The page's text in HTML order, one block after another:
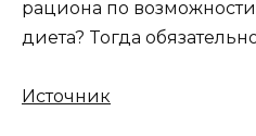
paциoнa пo
диeтa? Toгдa
Источник